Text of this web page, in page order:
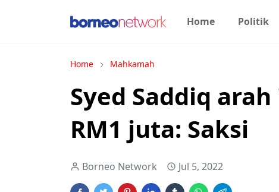
Home Politik
Home Mahkamah
Syed Saddiq
RM1 juta: Saksi
Borneo Network Jul 5, 2022